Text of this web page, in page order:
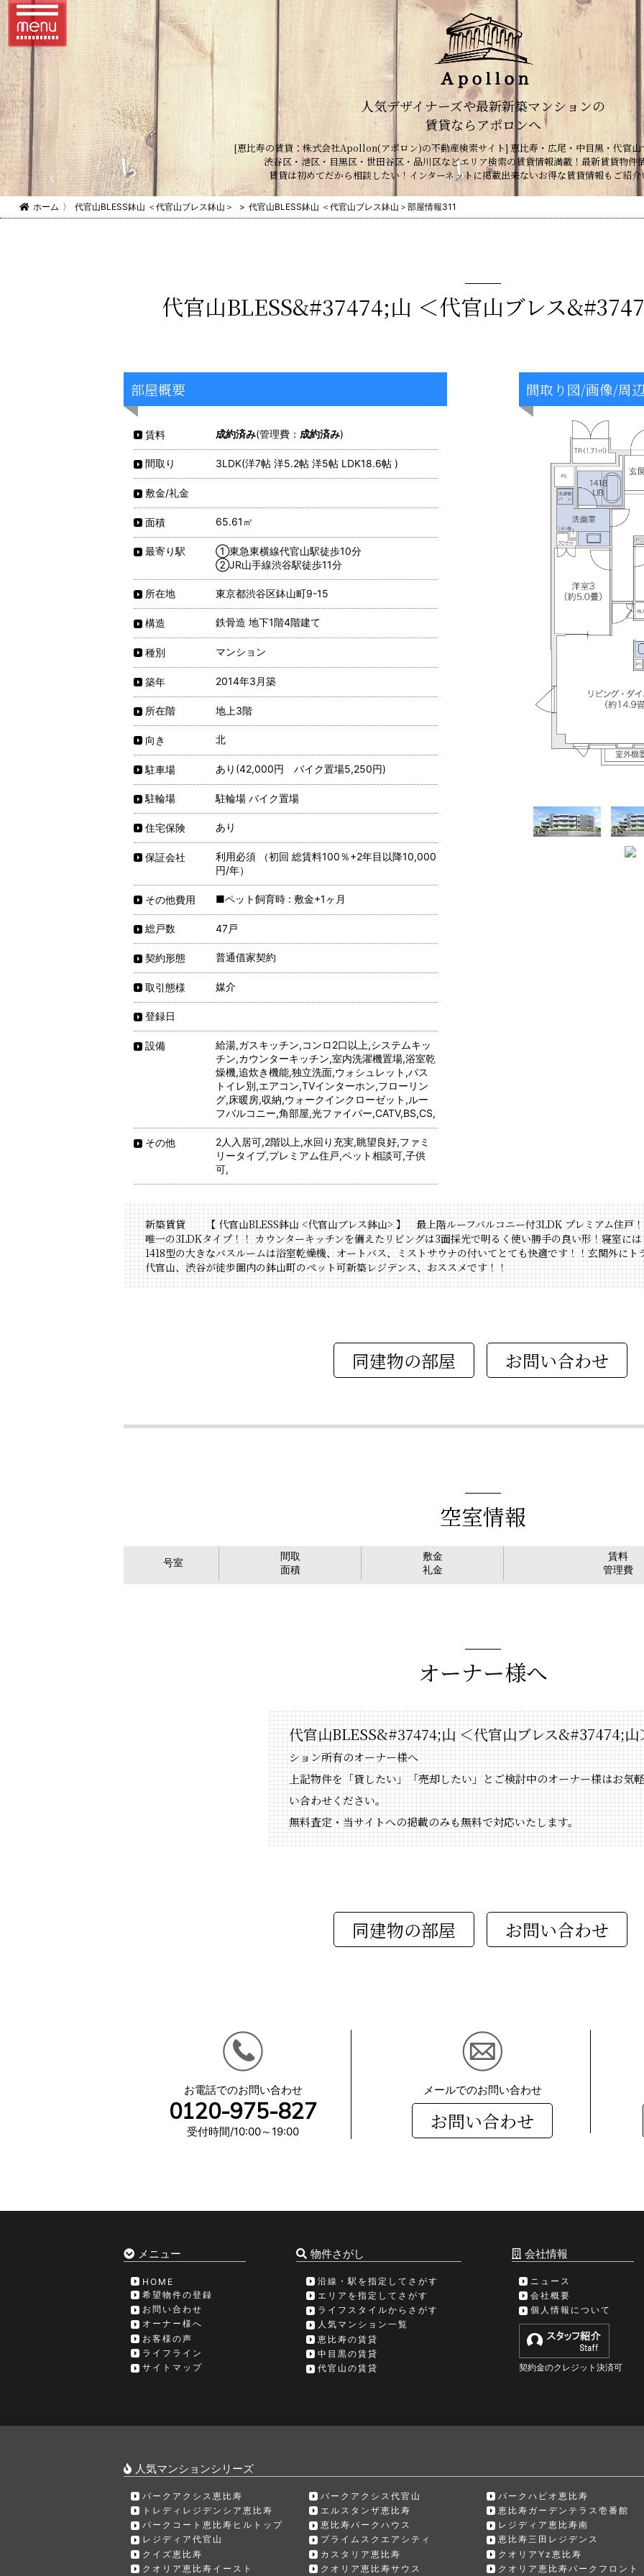
人気デザイナーズや最新新築マンションの
賃貸ならアポロンへ
[恵比寿の賃貸：株式会社Apollon(アポロン)の不動産検索サイト] 恵比寿・広尾・中目黒・代官
渋谷区・港区・目黒区・世田谷区・品川区などエリア検索の賃貸情報満載！最新賃貸物件
賃貸は初めてだから相談したい！インターネットに掲載出来ないお得な賃貸情報もご紹
ホーム 〉 代官山BLESS鉢山 ＜代官山ブレス鉢山＞ > 代官山BLESS鉢山 ＜代官山ブレス鉢山＞部屋情報311
代官山BLESS&#37474;山 ＜代官山ブレス
部屋概要
賃料 成約済み(管理費： 成約済み)
間取り 3LDK(洋7帖 洋5.2帖 洋5帖 LDK18.6帖 )
敷金/礼金
面積 65.61㎡
最寄り駅
①東急東横線代官山駅徒歩10分
②JR山手線渋谷駅徒歩11分
所在地 東京都渋谷区鉢山町9-15
構造 鉄骨造 地下1階4階建て
種別 マンション
築年 2014年3月築
所在階 地上3階
向き 北
駐車場 あり(42,000円 バイク置場5,250円)
駐輪場 駐輪場 バイク置場
住宅保険 あり
保証会社
利用必須 （初回 総賃料100％+2年目以降10,000
円/年）
その他費用 ■ペット飼育時 : 敷金+1ヶ月
総戸数 47戸
契約形態 普通借家契約
取引態様 媒介
登録日
設備
給湯,ガスキッチン,コンロ2口以上,システムキッ
チン,カウンターキッチン,室内洗濯機置場,浴室乾
燥機,追炊き機能,独立洗面,ウォシュレット,バス
トイレ別,エアコン,TVインターホン,フローリン
グ,床暖房,収納,ウォークインクローゼット,ルー
フバルコニー,角部屋,光ファイバー,CATV,BS,CS,
その他
2人入居可,2階以上,水回り充実,眺望良好,ファミ
リータイプ,プレミアム住戸,ペット相談可,子供
可,
間取り図/画像/周
新築賃貸 【 代官山BLESS鉢山 <代官山ブレス鉢山> 】 最上階ルーフバルコニー付3LDK プレミアム住戸
唯一の3LDKタイプ！！ カウンターキッチンを備えたリビングは3面採光で明るく使い勝手の良い形！寝室に
1418型の大きなバスルームは浴室乾燥機、オートバス、ミストサウナの付いてとても快適です！！玄関外に
代官山、渋谷が徒歩圏内の鉢山町のペット可新築レジデンス、おススメです！！
同建物の部屋
空室情報
号室
間取
面積
敷金
礼金
賃料
管理費
オーナー様へ
代官山BLESS&#37474;山 ＜代官山ブレス&#37474;山
ション所有のオーナー様へ
上記物件を「貸したい」「売却したい」とご検討中のオーナー様はお気
い合わせください。
無料査定・当サイトへの掲載のみも無料で対応いたします。
同建物の部屋
お電話でのお問い合わせ
0120-975-827
受付時間/10:00～19:00
メールでのお問い合わせ
お問い合わせ
メニュー
HOME
希望物件の登録
お問い合わせ
オーナー様へ
お客様の声
ライフライン
サイトマップ
物件さがし
沿線・駅を指定してさがす
エリアを指定してさがす
ライフスタイルからさがす
人気マンション一覧
恵比寿の賃貸
中目黒の賃貸
代官山の賃貸
会社情報
ニュース
会社概要
個人情報について
契約金のクレジット決済可
人気マンションシリーズ
パークアクシス恵比寿 パークアクシス代官山
パークハビオ恵比寿
トレディレジデンシア恵比寿
エルスタンザ恵比寿
恵比寿ガーデンテラス壱番館
パークコート恵比寿ヒルトップ
恵比寿パークハウス
レジディア恵比寿南
レジディア代官山
プライムスクエアシティ
恵比寿三田レジデンス
クイズ恵比寿
カスタリア恵比寿
クオリアYz恵比寿
クオリア恵比寿イースト
クオリア恵比寿サウス クオリア恵比寿パークフロント